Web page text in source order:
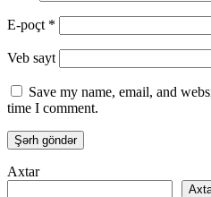
E-poçt *
Veb sayt
Save my name, email, and
time I comment.
Axtar